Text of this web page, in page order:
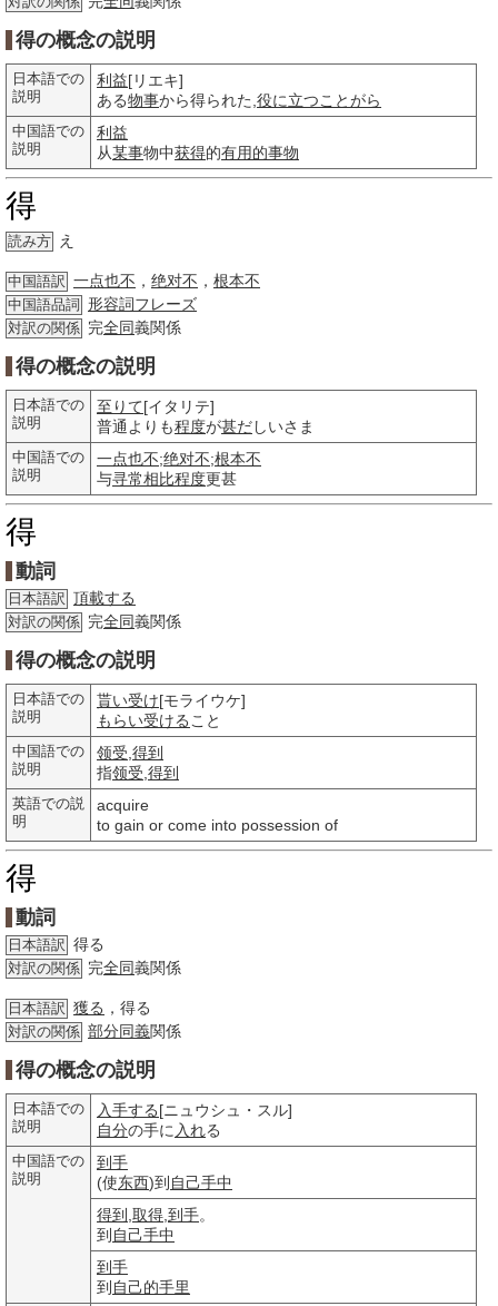
得の概念の説明
日本語での
説明
利益[リエキ]
ある物事から得られた, 役に立つことがら
中国語での
説明
利益
从某事物中获得的有用的事物
得
読み方 え
中国語訳 一点也不 ， 绝对不 ， 根本不
中国語品詞 形容詞フレーズ
対訳の関係 完全同義関係
得の概念の説明
日本語での
説明
至りて[イタリテ]
普通よりも程度が甚だしいさま
中国語での
説明
一点也不;绝对不;根本不
与寻常相比程度更甚
得
動詞
日本語訳 頂載する
対訳の関係 完全同義関係
得の概念の説明
日本語での
説明
貰い受け[モライウケ]
もらい受ける こと
中国語での
説明
领受 得到
指领受 得到
英語での説
明
acquire
to gain or come into possession of
得
動詞
日本語訳 得る
対訳の関係 完全同義関係
日本語訳 獲る ，得る
対訳の関係 部分同義関係
得の概念の説明
日本語での
説明
入手する[ニュウシュ・スル]
自分の手に 入れる
中国語での
説明
到手
(使东西)到 自己手中
得到 取得 到手。
到 自己手中
到手
到 自己的手里